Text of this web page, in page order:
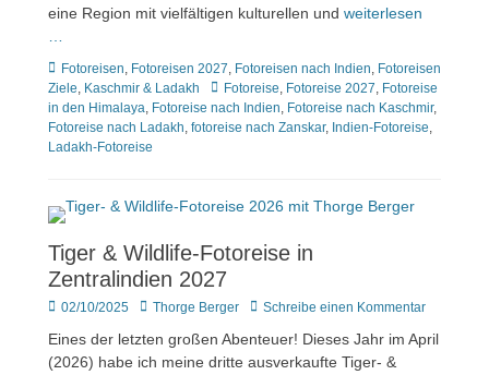
eine Region mit vielfältigen kulturellen und weiterlesen
Kategorien
Fotoreisen, Fotoreisen 2027, Fotoreisen nach Indien, Fotoreisen
Ziele, Kaschmir & Ladakh TagsFotoreise, Fotoreise 2027, Fotoreise
in den Himalaya, Fotoreise nach Indien, Fotoreise nach Kaschmir,
Fotoreise nach Ladakh, fotoreise nach Zanskar, Indien-Fotoreise,
Ladakh-Fotoreise
Tiger & Wildlife-Fotoreise in
Zentralindien 2027
Veröffentlicht
02/10/2025 Author
Thorge Berger Schreibe einen Kommentar
Eines der letzten großen Abenteuer! Dieses Jahr im April
(2026) habe ich meine dritte ausverkaufte Tiger- &